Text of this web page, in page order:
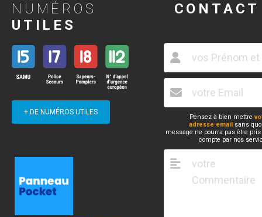
NUMÉROS
UTILES
+ DE NUMÉROS UTILES
CONTACT
Pensez à bien mettre
adresse email sans
message ne pourra pas être
compte par nos